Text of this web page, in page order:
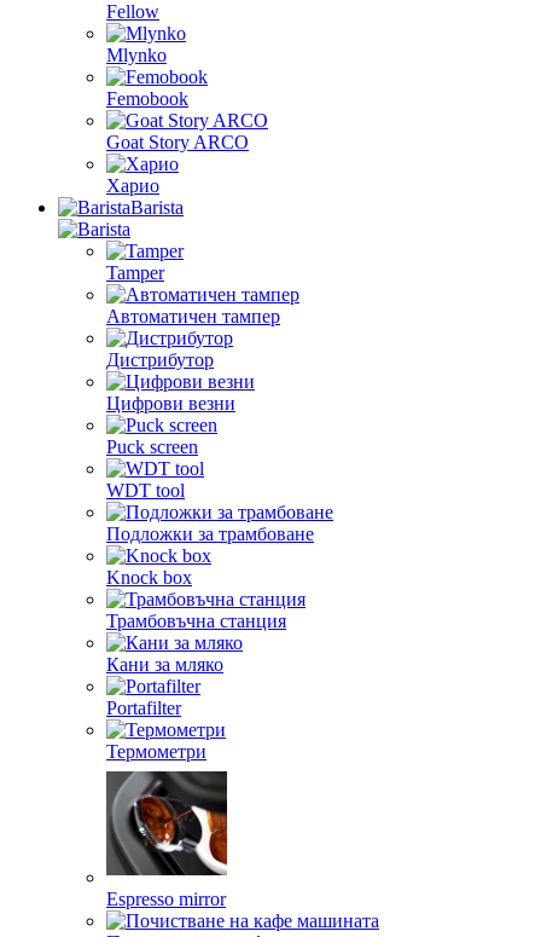
Fellow
Mlynko
Femobook
Goat Story ARCO
Харио
Barista
Tamper
Автоматичен тампер
Дистрибутор
Цифрови везни
Puck screen
WDT tool
Подложки за трамбоване
Knock box
Трамбовъчна станция
Кани за мляко
Portafilter
Термометри
Espresso mirror